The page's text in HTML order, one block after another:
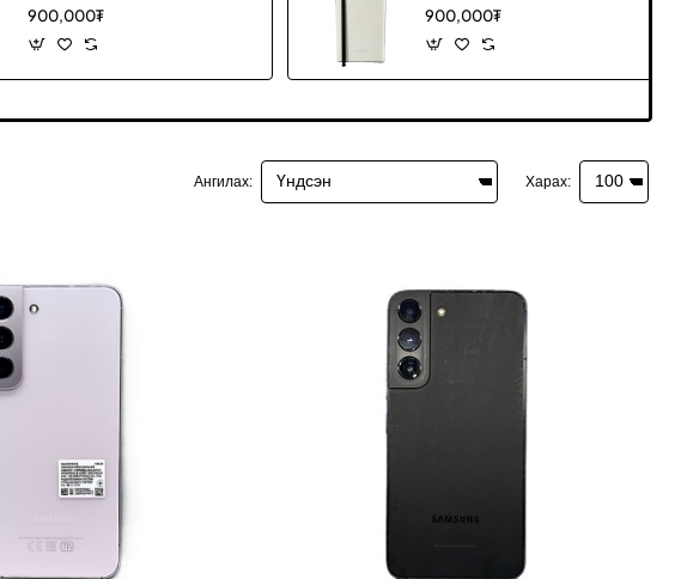
900,000₮ 900,000₮
Ангилах: Харах: